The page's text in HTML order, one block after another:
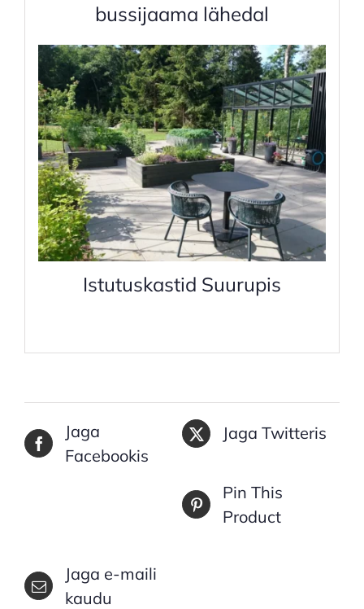
bussijaama lähedal
Istutuskastid Suurupis
Jaga
Facebookis
Jaga Twitteris
Pin This
Product
Jaga e-maili
kaudu